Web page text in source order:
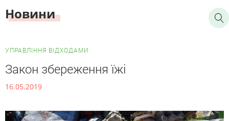
Новини
УПРАВЛІННЯ ВІДХОДАМИ
Закон збереження їжі
16.05.2019